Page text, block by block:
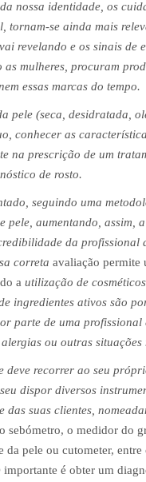
nossa identidade, os
se ainda mais
revelando e os sinais de
mulheres, procuram
essas marcas do tempo.
pele (seca, desidratada,
conhecer as
na prescrição de um
de rosto.
seguindo uma
pele, aumentando, assim,
da profissional
correta avaliação permite
a utilização de
ingredientes ativos são
parte de uma profissional
ou outras situações
recorrer ao seu
dispor diversos
suas clientes,
o medidor do
pele ou cutometer, entre
é obter um